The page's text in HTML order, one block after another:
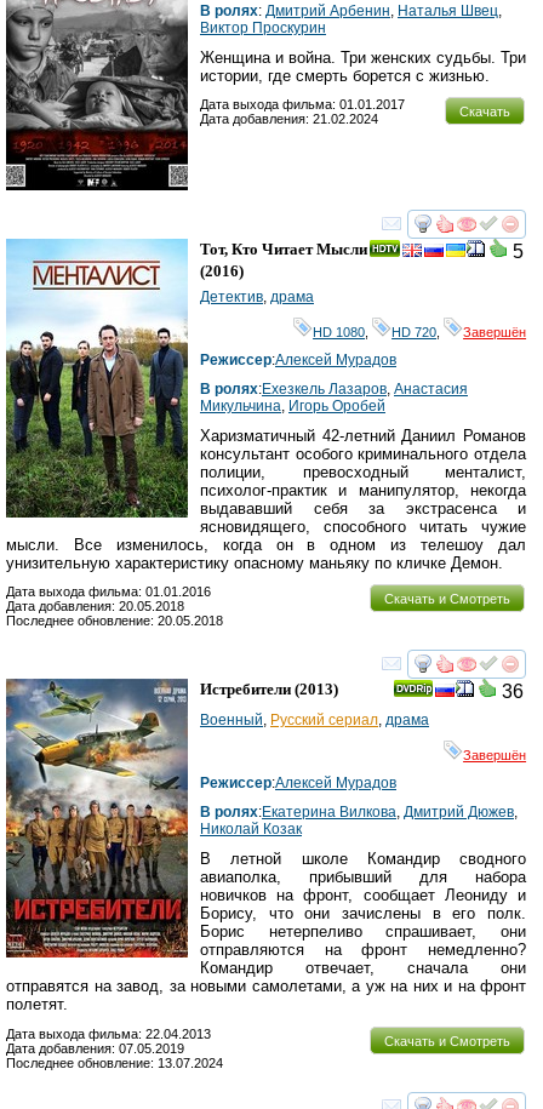
В ролях: Дмитрий Арбенин Наталья Швец
Виктор Проскурин
Женщина и война. Три женских судьбы. Три
истории, где смерть борется с жизнью.
Скачать
Дата выхода фильма: 01.01.2017
Дата добавления: 21.02.2024
смотреть
5
Тот, Кто Читает Мысли
(2016)
Детектив драма
HD 1080 HD 720 Завершён
Режиссер:Алексей Мурадов
В ролях:Ехезкель Лазаров Анастасия
Микульчина Игорь Оробей
Харизматичный 42-летний Даниил Романов
консультант особого криминального отдела
полиции, превосходный менталист,
психолог-практик и манипулятор, некогда
выдававший себя за экстрасенса и
ясновидящего, способного читать чужие
мысли. Все изменилось, когда он в одном из телешоу дал
унизительную характеристику опасному маньяку по кличке Демон.
Скачать и Смотреть
Дата выхода фильма: 01.01.2016
Дата добавления: 20.05.2018
Последнее обновление: 20.05.2018
смотреть
36
Истребители (2013)
Военный, Русский сериал, драма
Завершён
Режиссер:Алексей Мурадов
В ролях:Екатерина Вилкова, Дмитрий Дюжев,
Николай Козак
В летной школе Командир сводного
авиаполка, прибывший для набора
новичков на фронт, сообщает Леониду и
Борису, что они зачислены в его полк.
Борис нетерпеливо спрашивает, они
отправляются на фронт немедленно?
Командир отвечает, сначала они
отправятся на завод, за новыми самолетами, а уж на них и на фронт
полетят.
Скачать и Смотреть
Дата выхода фильма: 22.04.2013
Дата добавления: 07.05.2019
Последнее обновление: 13.07.2024